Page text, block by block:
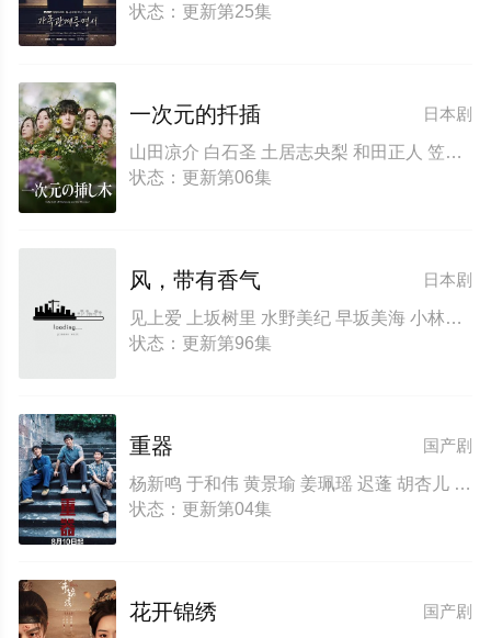
状态：更新第25集
日本剧
一次元的扦插
山田凉介 白石圣 土居志央梨 和田正人 笠原秀幸 猪塚健太 小桥惠 藤井美菜 田畑志真 松下由树 吉原光夫 正名仆蔵 小手伸也 铃木保奈美 佐佐木藏之介 堀田真由
状态：更新第06集
日本剧
风，带有香气
见上爱 上坂树里 水野美纪 早坂美海 小林隆 小林虎之介 津崎史郎 岩瀬顕子 三浦贵大 根岸季衣 大岛美幸 义达祐未 たくや 原田泰造 北村一辉 佐野晶哉 藤原季节 林裕太 坂东弥十郎
状态：更新第96集
国产剧
重器
杨新鸣 于和伟 黄景瑜 姜珮瑶 迟蓬 胡杏儿 张帆 成泰燊 吴越 胡可 朱颜曼滋 张国强 翟小兴 王建国 张佳宁 李洪涛 宁理 丁勇岱 迟嘉 周野芒 任程伟 齐奎 陈小艺 尤勇智 黄澄澄 蒋奇明 宗俊涛 闫佩伦
状态：更新第04集
国产剧
花开锦绣